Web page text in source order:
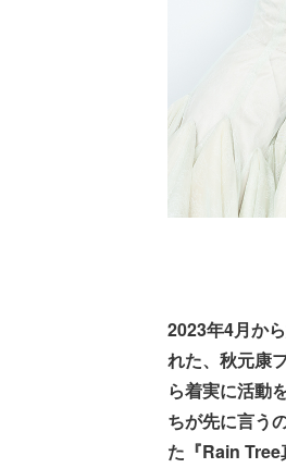
2023年4月か
れた、秋元康
ら着実に活動
ちが先に言う
た『Rain